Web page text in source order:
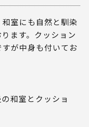
室にも自然と馴染
ます。クッション
が中身も付いてお
和室とクッショ